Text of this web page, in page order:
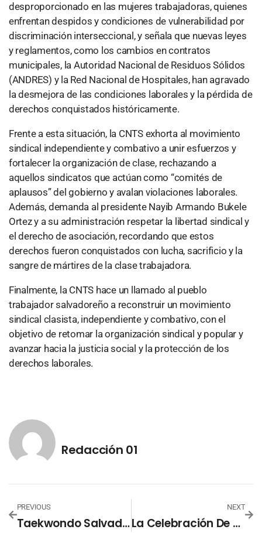
desproporcionado en las mujeres trabajadoras, quienes
enfrentan despidos y condiciones de vulnerabilidad por
discriminación interseccional, y señala que nuevas leyes
y reglamentos, como los cambios en contratos
municipales, la Autoridad Nacional de Residuos Sólidos
(ANDRES) y la Red Nacional de Hospitales, han agravado
la desmejora de las condiciones laborales y la pérdida de
derechos conquistados históricamente.
Frente a esta situación, la CNTS exhorta al movimiento
sindical independiente y combativo a unir esfuerzos y
fortalecer la organización de clase, rechazando a
aquellos sindicatos que actúan como “comités de
aplausos” del gobierno y avalan violaciones laborales.
Además, demanda al presidente Nayib Armando Bukele
Ortez y a su administración respetar la libertad sindical y
el derecho de asociación, recordando que estos
derechos fueron conquistados con lucha, sacrificio y la
sangre de mártires de la clase trabajadora.
Finalmente, la CNTS hace un llamado al pueblo
trabajador salvadoreño a reconstruir un movimiento
sindical clasista, independiente y combativo, con el
objetivo de retomar la organización sindical y popular y
avanzar hacia la justicia social y la protección de los
derechos laborales.
Redacción 01
PREVIOUS
Taekwondo Salvadoreño Cierra Guatemala 2025 Con Medallas
NEXT
La Celebración De Halloween No Es Originaria De EE.UU.: Raíces Europeas Celtas Y Cristianas